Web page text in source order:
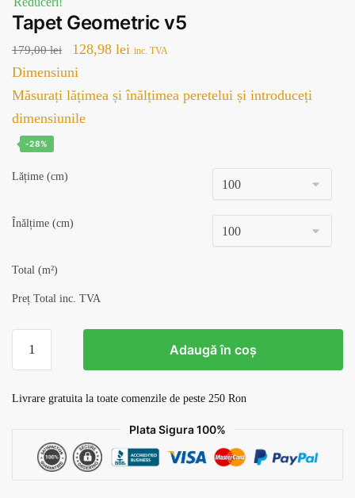
Tapet Geometric v5
179,00lei
Prețul
inițial
a
fost:
128,98 lei Prețul
este:
inc. TVA
Dimensiuni
Măsurați lățimea și înălțimea peretelui și introduceți
dimensiunile
-28%
Lățime (cm)
Înălțime (cm)
Total (m²)
Preț Total inc. TVA
Tapet
v5
Adaugă în coș
Livrare gratuita la toate comenzile de peste 250 Ron
Plata Sigura 100%